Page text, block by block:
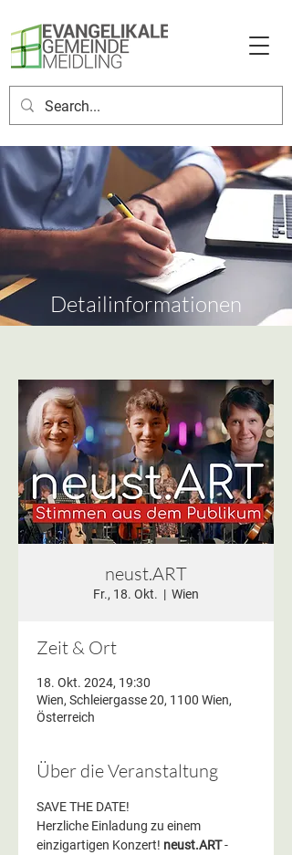
Detailinformationen
neust.ART
Fr., 18. Okt.
  |
Wien
Zeit & Ort
18. Okt. 2024, 19:30
Wien, Schleiergasse 20, 1100 Wien,
Österreich
Über die Veranstaltung
SAVE THE DATE!
Herzliche Einladung zu einem
einzigartigen Konzert! neust.ART -